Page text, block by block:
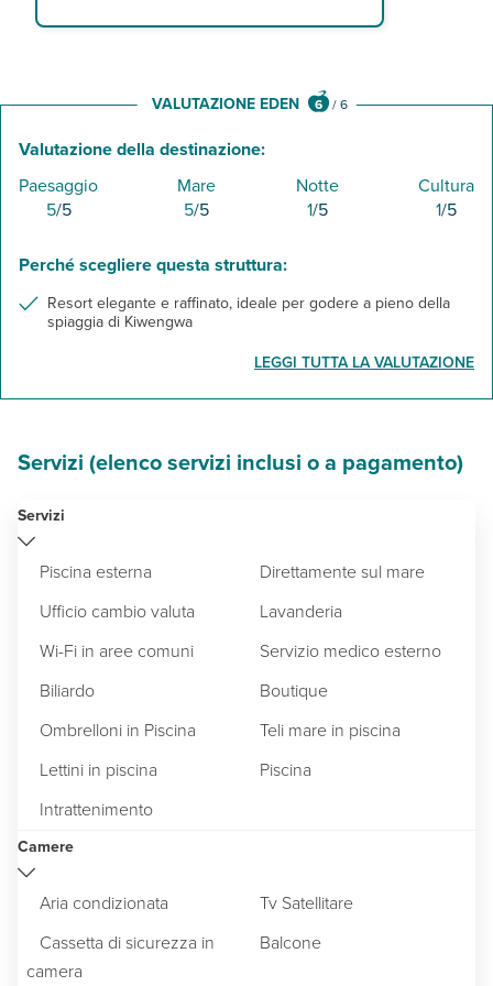
VALUTAZIONE EDEN 6 /6
Valutazione della destinazione:
Paesaggio
5/5
Mare
5/5
Notte
1/5
Cultura
1/5
Perché scegliere questa struttura:
Resort elegante e raffinato, ideale per godere a pieno della
spiaggia di Kiwengwa
LEGGI TUTTA LA VALUTAZIONE
Servizi (elenco servizi inclusi o a pagamento)
Servizi
Piscina esterna
Direttamente sul mare
Ufficio cambio valuta
Lavanderia
Wi-Fi in aree comuni
Servizio medico esterno
Biliardo
Boutique
Ombrelloni in Piscina
Teli mare in piscina
Lettini in piscina
Piscina
Intrattenimento
Camere
Aria condizionata
Tv Satellitare
Cassetta di sicurezza in
camera
Balcone